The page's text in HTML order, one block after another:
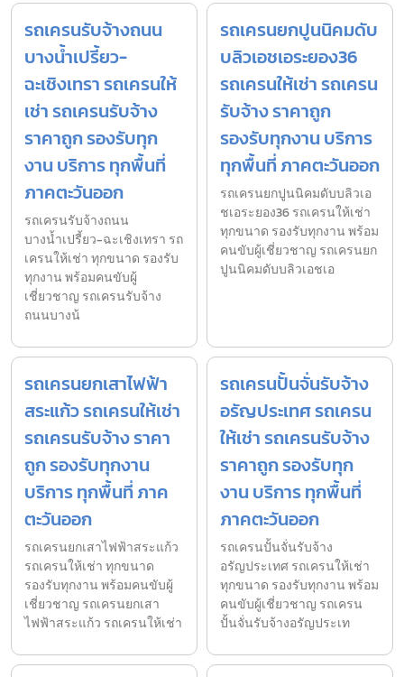
รถเครนรับจ้างถนน
บางน้ำเปรี้ยว-
ฉะเชิงเทรา รถเครนให้
เช่า รถเครนรับจ้าง
ราคาถูก รองรับทุก
งาน บริการ ทุกพื้นที่
ภาคตะวันออก
รถเครนรับจ้างถนน
บางน้ำเปรี้ยว-ฉะเชิงเทรา รถ
เครนให้เช่า ทุกขนาด รองรับ
ทุกงาน พร้อมคนขับผู้
เชี่ยวชาญ รถเครนรับจ้าง
ถนนบางน้
รถเครนยกปูนนิคมดับ
บลิวเอชเอระยอง36
รถเครนให้เช่า รถเครน
รับจ้าง ราคาถูก
รองรับทุกงาน บริการ
ทุกพื้นที่ ภาคตะวันออก
รถเครนยกปูนนิคมดับบลิวเอ
ชเอระยอง36 รถเครนให้เช่า
ทุกขนาด รองรับทุกงาน พร้อม
คนขับผู้เชี่ยวชาญ รถเครนยก
ปูนนิคมดับบลิวเอชเอ
รถเครนยกเสาไฟฟ้า
สระแก้ว รถเครนให้เช่า
รถเครนรับจ้าง ราคา
ถูก รองรับทุกงาน
บริการ ทุกพื้นที่ ภาค
ตะวันออก
รถเครนยกเสาไฟฟ้าสระแก้ว
รถเครนให้เช่า ทุกขนาด
รองรับทุกงาน พร้อมคนขับผู้
เชี่ยวชาญ รถเครนยกเสา
ไฟฟ้าสระแก้ว รถเครนให้เช่า
รถเครนปั้นจั่นรับจ้าง
อรัญประเทศ รถเครน
ให้เช่า รถเครนรับจ้าง
ราคาถูก รองรับทุก
งาน บริการ ทุกพื้นที่
ภาคตะวันออก
รถเครนปั้นจั่นรับจ้าง
อรัญประเทศ รถเครนให้เช่า
ทุกขนาด รองรับทุกงาน พร้อม
คนขับผู้เชี่ยวชาญ รถเครน
ปั้นจั่นรับจ้างอรัญประเท